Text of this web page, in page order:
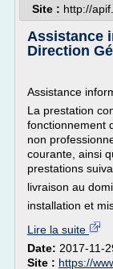
Site : http://
Assistance
Direction
Assistance
La prestation
fonctionnement
non
courante, ainsi
prestations
livraison au
installation et
Lire la suite
Date: 2017-11-
Site : https://